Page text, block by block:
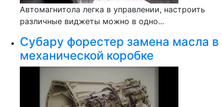
Автомагнитола легка в управлении, настроить
различные виджеты можно в одно...
Субару форестер замена масла в
механической коробке